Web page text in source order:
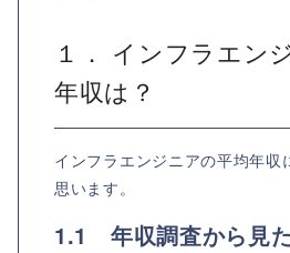
１． インフラエン
年収は？
インフラエンジニアの平均年収
思います。
1.1 年収調査から見